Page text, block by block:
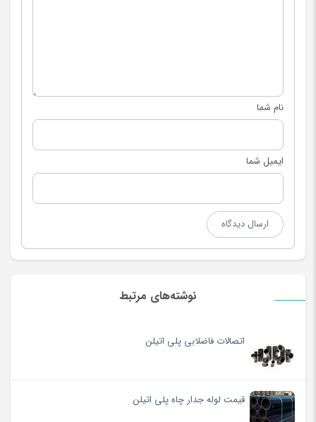
نوشته‌های مرتبط
اتصالات فاضلابی پلی اتیلن
قیمت لوله جدار چاه پلی اتیلن
نام شما
ایمیل شما